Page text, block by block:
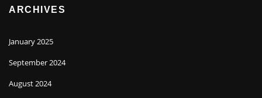
ARCHIVES
January 2025
September 2024
August 2024